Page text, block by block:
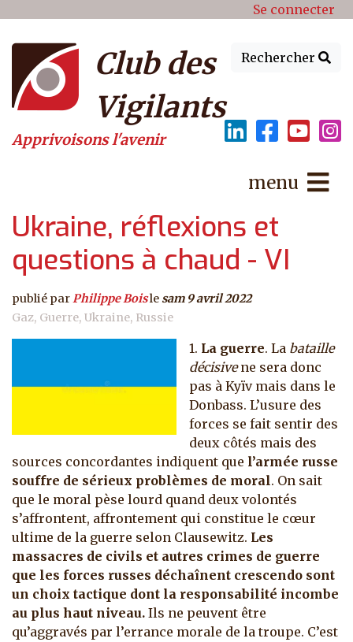
Menu du compte de Se connecter
Rechercher
Club des
Vigilants
Apprivoisons l'avenir
menu
Ukraine, réflexions et
questions à chaud - VI
publié parPhilippe Boisle sam 9 avril 2022
Gaz Guerre Ukraine Russie
1. La guerre. La bataille
décisivene sera donc
pas à Kyïv mais dans le
Donbass. L’usure des
forces se fait sentir des
deux côtés mais des
sources concordantes indiquent que l’armée russe
souffre de sérieux problèmes de moral. On sait
que le moral pèse lourd quand deux volontés
s’affrontent, affrontement qui constitue le cœur
ultime de la guerre selon Clausewitz. Les
massacres de civils et autres crimes de guerre
que les forces russes déchaînent crescendo sont
un choix tactique dont la responsabilité incombe
au plus haut niveau. Ils ne peuvent être
qu’aggravés par l’errance morale de la troupe. C’est